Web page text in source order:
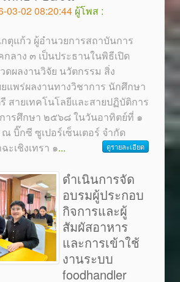
03-02 08:20:44 ผู้โพส :
ตุแก้ว ผู้อำนวยการสถาบันการ
ลาง ๓ เป็นประธานในพิธีเปิด
ดผลงานวิจัย นวัตกรรม สิ่ง
แพร่ผลงานทางวิชาการ นักศึกษา
สายเทคโนโลยีและสายปฏิบัติการ
ารศึกษา ๒๕๖๘ ในวันอาทิตย์ที่ ๑
บิ๊กซี ซูเปอร์เซ็นเตอร์ จำกัด
ะเชิงเทรา ๑... ดูรายละเอียด
ดำเนินการจัด
อบรมผู้ประกอบ
กิจการและผู้
สัมผัสอาหาร
และการเข้าใช้
งานระบบ
foodhandler